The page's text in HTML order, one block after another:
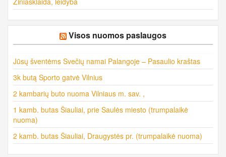
Visos nuomos paslaugos
Jūsų šventėms Svečių namai Palangoje – Pasaulio kraštas
3k butą Sporto gatvė Vilnius
2 kambarių buto nuoma Vilniaus m. sav. ,
1 kamb. butas Šiauliai, prie Saulės miesto (trumpalaikė
nuoma)
2 kamb. butas Šiauliai, Draugystės pr. (trumpalaikė nuoma)